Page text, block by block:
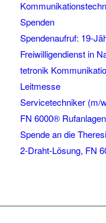
Spenden
Spendenaufruf: 19-
Freiwilligendienst in
tetronik
Leitmesse
Servicetechniker (m/
FN 6000®
Spende an die
2-Draht-Lösung, FN